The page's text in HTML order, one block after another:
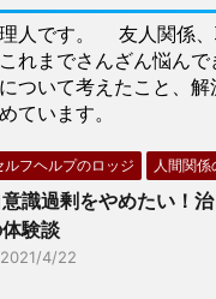
人です。 友人関係、
れまでさんざん悩んで
ついて考えたこと、
ています。
ルフヘルプのロッジ 人間関係
意識過剰をやめたい！
験談
2021/4/22